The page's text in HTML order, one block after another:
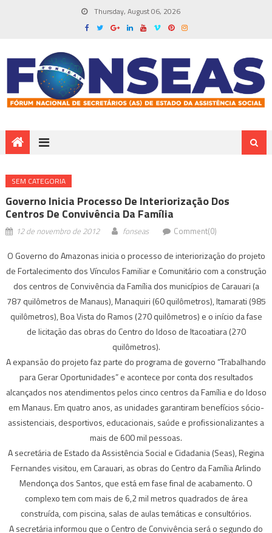
Thursday, August 06, 2026
SEM CATEGORIA
Governo Inicia Processo De Interiorização Dos
Centros De Convivência Da Família
12 de novembro de 2012 fonseas Comment(0)
O Governo do Amazonas inicia o processo de interiorização do projeto
de Fortalecimento dos Vínculos Familiar e Comunitário com a construção
dos centros de Convivência da Família dos municípios de Carauari (a
787 quilômetros de Manaus), Manaquiri (60 quilômetros), Itamarati (985
quilômetros), Boa Vista do Ramos (270 quilômetros) e o início da fase
de licitação das obras do Centro do Idoso de Itacoatiara (270
quilômetros).
A expansão do projeto faz parte do programa de governo “Trabalhando
para Gerar Oportunidades” e acontece por conta dos resultados
alcançados nos atendimentos pelos cinco centros da Família e do Idoso
em Manaus. Em quatro anos, as unidades garantiram benefícios sócio-
assistenciais, desportivos, educacionais, saúde e profissionalizantes a
mais de 600 mil pessoas.
A secretária de Estado da Assistência Social e Cidadania (Seas), Regina
Fernandes visitou, em Carauari, as obras do Centro da Família Arlindo
Mendonça dos Santos, que está em fase final de acabamento. O
complexo tem com mais de 6,2 mil metros quadrados de área
construída, com piscina, salas de aulas temáticas e consultórios.
A secretária informou que o Centro de Convivência será o segundo do